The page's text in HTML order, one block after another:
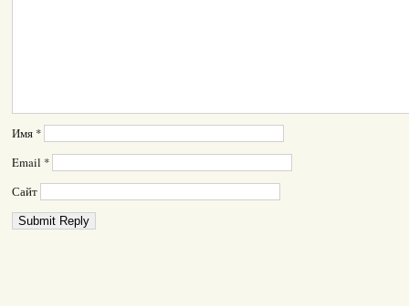
Имя *
Email *
Сайт